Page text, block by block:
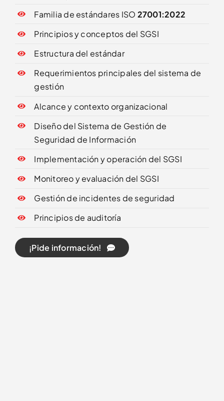
Familia de estándares ISO 27001:2022
Principios y conceptos del SGSI
Estructura del estándar
Requerimientos principales del sistema de
gestión
Alcance y contexto organizacional
Diseño del Sistema de Gestión de
Seguridad de Información
Implementación y operación del SGSI
Monitoreo y evaluación del SGSI
Gestión de incidentes de seguridad
Principios de auditoría
¡Pide información!